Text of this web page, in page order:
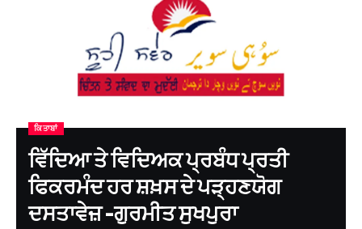
ਕਿਤਾਬਾਂ
ਵਿੱਦਿਆ ਤੇ ਵਿਦਿਅਕ ਪ੍ਰਬੰਧ ਪ੍ਰਤੀ
ਫਿਕਰਮੰਦ ਹਰ ਸ਼ਖ਼ਸ ਦੇ ਪੜ੍ਹਣਯੋਗ
ਦਸਤਾਵੇਜ਼ -ਗੁਰਮੀਤ ਸੁਖਪੁਰਾ